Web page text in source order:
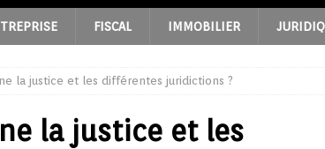
FISCAL IMMOBILIER
la justice et les différentes juridictions ?
la justice et les